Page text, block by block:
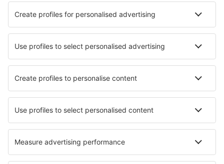
Cele mai bune hoteluri - orașe
Hoteluri în Mantorp Hoteluri în Toulkine
Hoteluri în Water Newton Hoteluri în Losone
Hoteluri în Canow Hoteluri în Klek Hoteluri în Forfar